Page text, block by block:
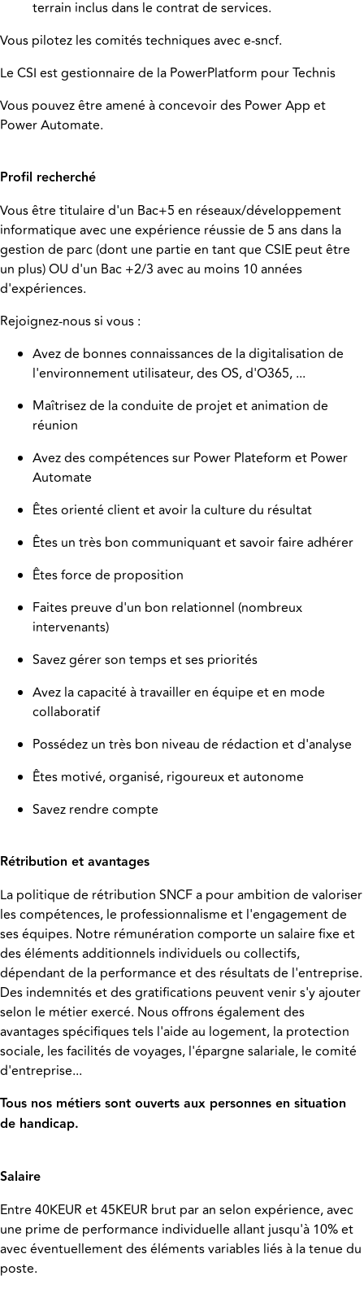
terrain inclus dans le contrat de services.
Vous pilotez les comités techniques avec e-sncf.
Le CSI est gestionnaire de la PowerPlatform pour Technis
Vous pouvez être amené à concevoir des Power App et
Power Automate.
Profil recherché
Vous être titulaire d'un Bac+5 en réseaux/développement
informatique avec une expérience réussie de 5 ans dans la
gestion de parc (dont une partie en tant que CSIE peut être
un plus) OU d'un Bac +2/3 avec au moins 10 années
d'expériences.
Rejoignez-nous si vous :
Avez de bonnes connaissances de la digitalisation de
l'environnement utilisateur, des OS, d'O365, ...
Maîtrisez de la conduite de projet et animation de
réunion
Avez des compétences sur Power Plateform et Power
Automate
Êtes orienté client et avoir la culture du résultat
Êtes un très bon communiquant et savoir faire adhérer
Êtes force de proposition
Faites preuve d'un bon relationnel (nombreux
intervenants)
Savez gérer son temps et ses priorités
Avez la capacité à travailler en équipe et en mode
collaboratif
Possédez un très bon niveau de rédaction et d'analyse
Êtes motivé, organisé, rigoureux et autonome
Savez rendre compte
Rétribution et avantages
La politique de rétribution SNCF a pour ambition de valoriser
les compétences, le professionnalisme et l'engagement de
ses équipes. Notre rémunération comporte un salaire fixe et
des éléments additionnels individuels ou collectifs,
dépendant de la performance et des résultats de l'entreprise.
Des indemnités et des gratifications peuvent venir s'y ajouter
selon le métier exercé. Nous offrons également des
avantages spécifiques tels l'aide au logement, la protection
sociale, les facilités de voyages, l'épargne salariale, le comité
d'entreprise...
Tous nos métiers sont ouverts aux personnes en situation
de handicap.
Salaire
Entre 40KEUR et 45KEUR brut par an selon expérience, avec
une prime de performance individuelle allant jusqu'à 10% et
avec éventuellement des éléments variables liés à la tenue du
poste.